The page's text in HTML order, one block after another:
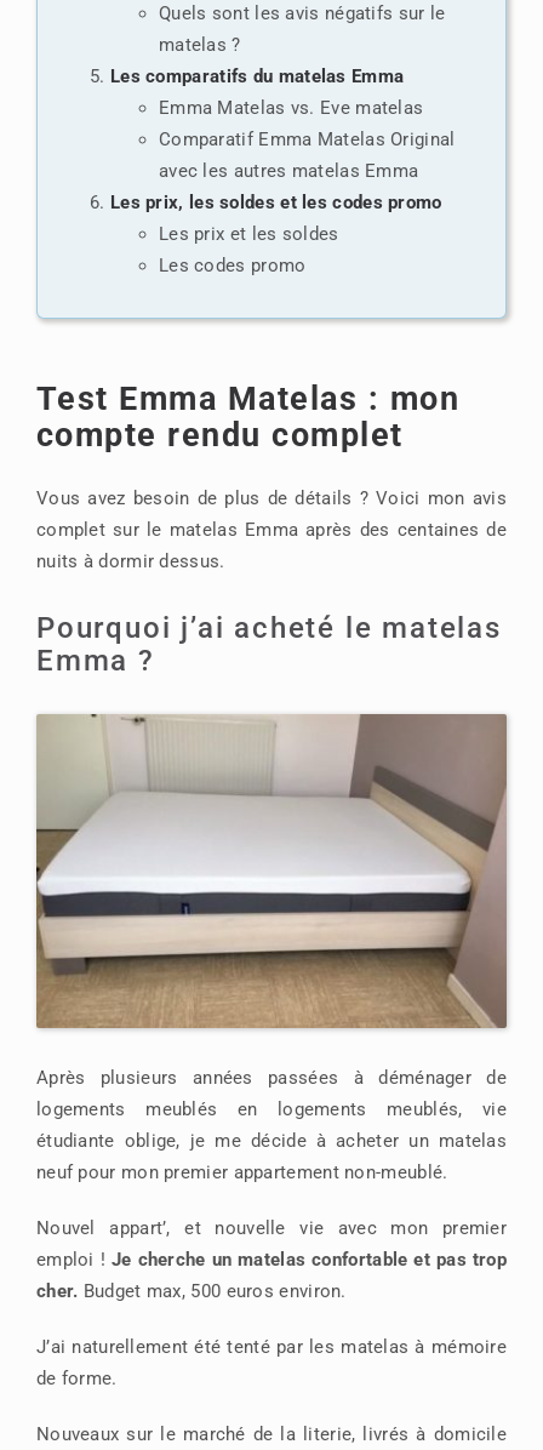
Quels sont les avis négatifs sur le
matelas ?
Les comparatifs du matelas Emma
Emma Matelas vs. Eve matelas
Comparatif Emma Matelas Original
avec les autres matelas Emma
Les prix, les soldes et les codes promo
Les prix et les soldes
Les codes promo
Test Emma Matelas : mon
compte rendu complet
Vous avez besoin de plus de détails ? Voici mon avis
complet sur le matelas Emma après des centaines de
nuits à dormir dessus.
Pourquoi j’ai acheté le matelas
Emma ?
Après plusieurs années passées à déménager de
logements meublés en logements meublés, vie
étudiante oblige, je me décide à acheter un matelas
neuf pour mon premier appartement non-meublé.
Nouvel appart’, et nouvelle vie avec mon premier
emploi ! Je cherche un matelas confortable et pas trop
cher. Budget max, 500 euros environ.
J’ai naturellement été tenté par les matelas à mémoire
de forme.
Nouveaux sur le marché de la literie, livrés à domicile